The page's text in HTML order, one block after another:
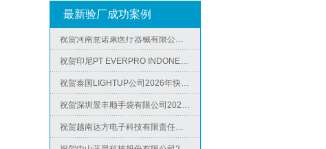
ICS验厂
最新验厂成功案例
祝贺河南意诺康医疗器械有限公司2026年快速通过GMP认证
祝贺印尼PT EVERPRO INDONESIA TECHNOLOGIES公司2026年快速通过RBA-VAP审核
祝贺泰国LIGHTUP公司2026年快速通过SCAN验厂审核并取得99分
祝贺深圳景丰顺手袋有限公司2026年快速通过SGS-GRS认证
祝贺越南达方电子科技有限责任公司2026年快速通过RBA-VAP审核并取得178分银牌
祝贺中山蓝晨科技股份有限公司2026年快速通过BSCI验厂-B级